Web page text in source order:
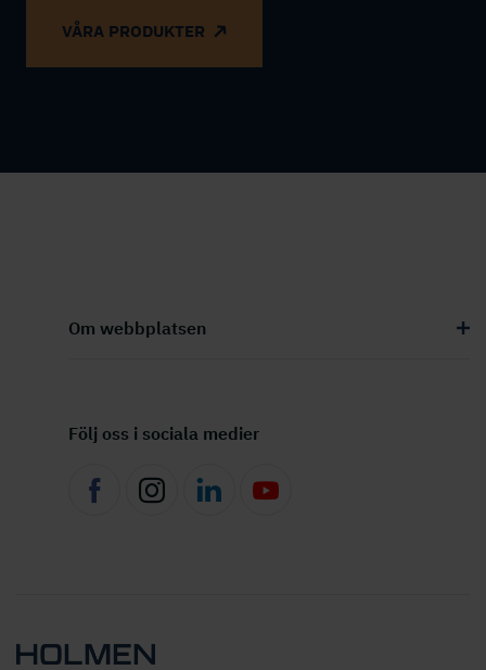
VÅRA PRODUKTER
Om webbplatsen
Följ oss i sociala medier